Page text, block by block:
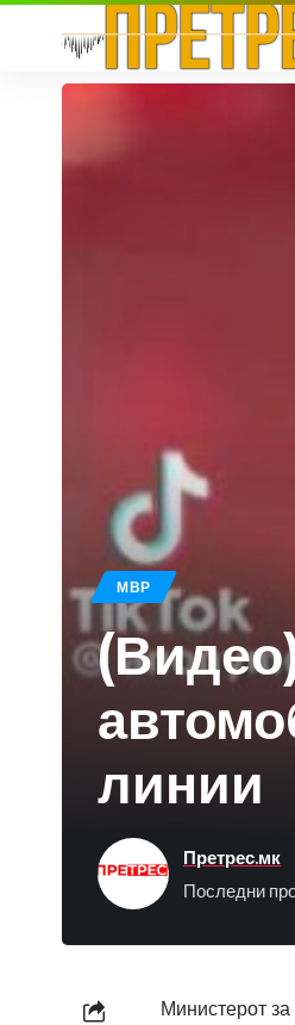
МВР
линии
Последни
Претрес.мк
Министерот